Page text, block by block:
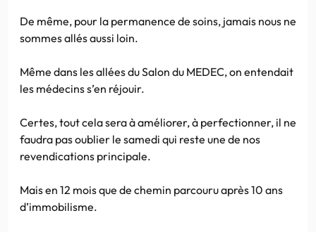
De même, pour la permanence de soins, jamais nous ne
sommes allés aussi loin.
Même dans les allées du Salon du MEDEC, on entendait
les médecins s’en réjouir.
Certes, tout cela sera à améliorer, à perfectionner, il ne
faudra pas oublier le samedi qui reste une de nos
revendications principale.
Mais en 12 mois que de chemin parcouru après 10 ans
d’immobilisme.